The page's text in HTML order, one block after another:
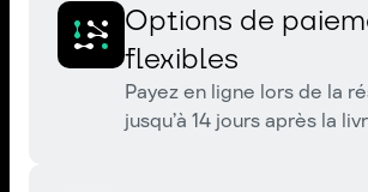
Options de
flexibles
Payez en ligne lors de la
jusqu’à 14 jours après la